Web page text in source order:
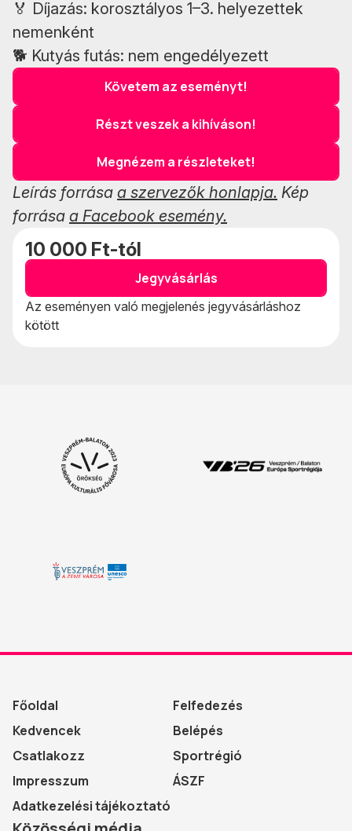
🏅 Díjazás: korosztályos 1–3. helyezettek
nemenként
🐕 Kutyás futás: nem engedélyezett
Követem az eseményt!
Részt veszek a kihíváson!
Megnézem a részleteket!
Leírás forrása a szervezők honlapja. Kép
forrása a Facebook esemény.
10 000 Ft-tól
Jegyvásárlás
Az eseményen való megjelenés jegyvásárláshoz
kötött
Főoldal
Felfedezés
Kedvencek
Belépés
Csatlakozz
Sportrégió
Impresszum
ÁSZF
Adatkezelési tájékoztató